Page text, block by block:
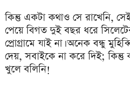
কিন্তু একটা কথাও সে রাখেনি,
পেয়ে বিগত দুই বছর ধরে
প্রোগ্রামে যাই না। অনেক বন্ধু
দেয়, সবাইকে না করে দিই;
খুলে বলিনি!